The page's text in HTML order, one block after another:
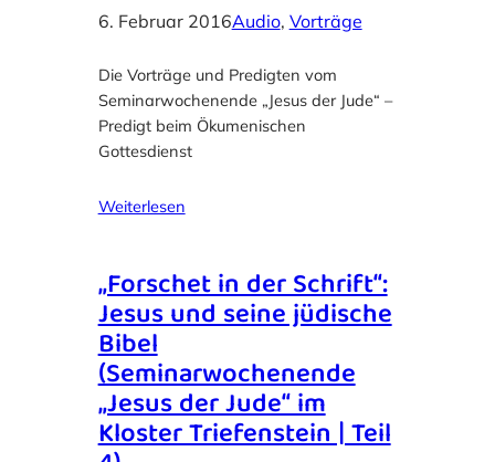
6. Februar 2016Audio, Vorträge
Die Vorträge und Predigten vom
Seminarwochenende „Jesus der Jude“ –
Predigt beim Ökumenischen
Gottesdienst
Weiterlesen
„Forschet in der Schrift“:
Jesus und seine jüdische
Bibel
(Seminarwochenende
„Jesus der Jude“ im
Kloster Triefenstein | Teil